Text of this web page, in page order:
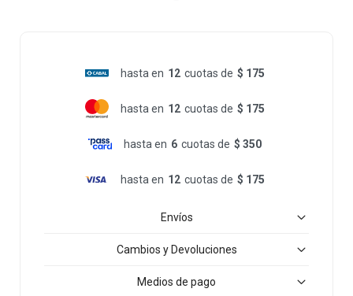
hasta en 12 cuotas de $ 175
hasta en 12 cuotas de $ 175
hasta en 6 cuotas de $ 350
hasta en 12 cuotas de $ 175
Envíos
Cambios y Devoluciones
Medios de pago